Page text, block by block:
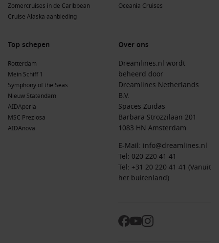
Zomercruises in de Caribbean
Cruise Alaska aanbieding
Oceania Cruises
Top schepen
Rotterdam
Mein Schiff 1
Symphony of the Seas
Nieuw Statendam
AIDAperla
MSC Preziosa
AIDAnova
Over ons
Dreamlines.nl wordt
beheerd door
Dreamlines Netherlands
B.V.
Spaces Zuidas
Barbara Strozzilaan 201
1083 HN Amsterdam
E-Mail: info@dreamlines.nl
Tel: 020 220 41 41
Tel: +31 20 220 41 41 (Vanuit
het buitenland)